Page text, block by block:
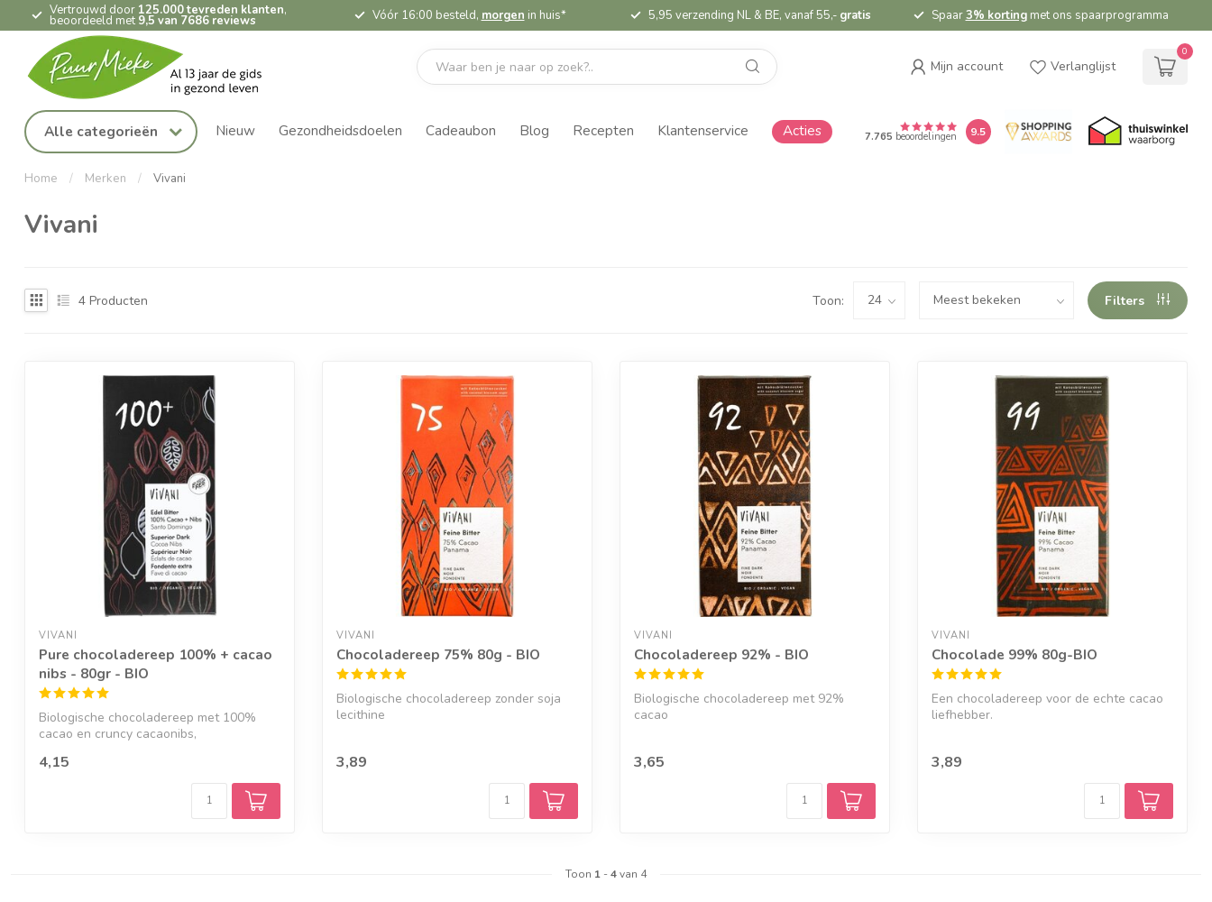
Vertrouwd door 125.000 tevreden klanten,
beoordeeld met 9,5 van 7686 reviews Vóór 16:00 besteld, morgen in huis* 5,95 verzending NL & BE, vanaf 55,- gratis Spaar3% kortingmet ons spaarprogramma
Mijn account Verlanglijst
0
Alle categorieën Nieuw Gezondheidsdoelen Cadeaubon Blog Recepten Klantenservice Acties 7.765 beoordelingen 9.5
Home / Merken / Vivani
Vivani
4 Producten Toon: Filters
VIVANI
Pure chocoladereep 100% + cacao
nibs - 80gr - BIO
Biologische chocoladereep met 100%
cacao en cruncy cacaonibs,
4,15
VIVANI
Chocoladereep 75% 80g - BIO
Biologische chocoladereep zonder soja
lecithine
3,89
VIVANI
Chocoladereep 92% - BIO
Biologische chocoladereep met 92%
cacao
3,65
VIVANI
Chocolade 99% 80g-BIO
Een chocoladereep voor de echte cacao
liefhebber.
3,89
Toon 1 -4van 4